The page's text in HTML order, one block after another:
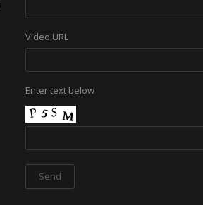
Video URL
Enter text below